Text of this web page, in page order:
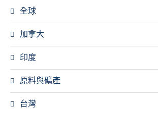
全球
加拿大
印度
原料與礦產
台灣